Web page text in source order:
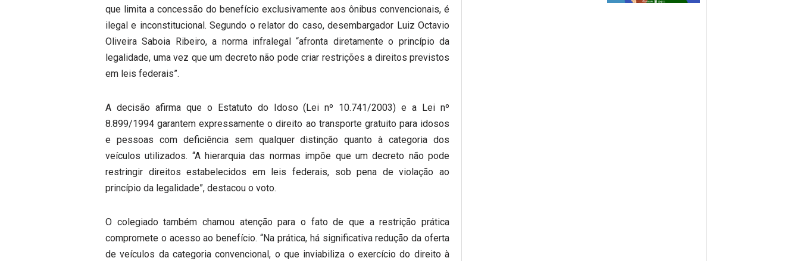
que limita a concessão do benefício exclusivamente aos ônibus convencionais, é
ilegal e inconstitucional. Segundo o relator do caso, desembargador Luiz Octavio
Oliveira Saboia Ribeiro, a norma infralegal “afronta diretamente o princípio da
legalidade, uma vez que um decreto não pode criar restrições a direitos previstos
em leis federais”.
A decisão afirma que o Estatuto do Idoso (Lei nº 10.741/2003) e a Lei nº
8.899/1994 garantem expressamente o direito ao transporte gratuito para idosos
e pessoas com deficiência sem qualquer distinção quanto à categoria dos
veículos utilizados. “A hierarquia das normas impõe que um decreto não pode
restringir direitos estabelecidos em leis federais, sob pena de violação ao
princípio da legalidade”, destacou o voto.
O colegiado também chamou atenção para o fato de que a restrição prática
compromete o acesso ao benefício. “Na prática, há significativa redução da oferta
de veículos da categoria convencional, o que inviabiliza o exercício do direito à